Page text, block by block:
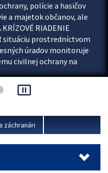
polície a hasičov
a majetok občanov, ale
RIADENIE
situáciu prostredníctvom
úradov monitoruje
civilnej ochrany na
pause_presentation
záchranári